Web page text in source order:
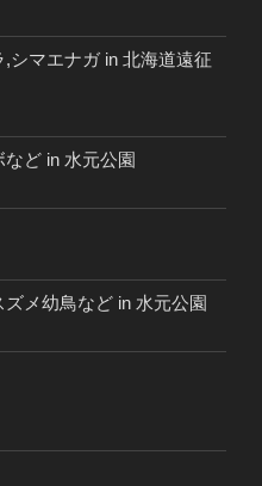
シマエナガ in 北海道遠征
ど in 水元公園
メ幼鳥など in 水元公園